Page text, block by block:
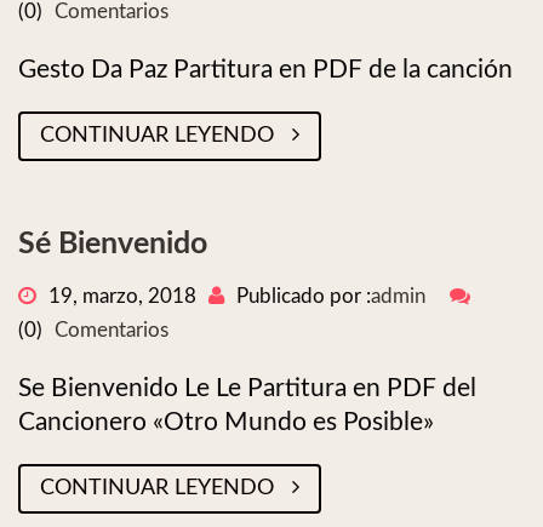
(0)
Comentarios
Gesto Da Paz Partitura en PDF de la canción
CONTINUAR LEYENDO
Sé Bienvenido
19, marzo, 2018 Publicado por :admin
(0)
Comentarios
Se Bienvenido Le Le Partitura en PDF del
Cancionero «Otro Mundo es Posible»
CONTINUAR LEYENDO